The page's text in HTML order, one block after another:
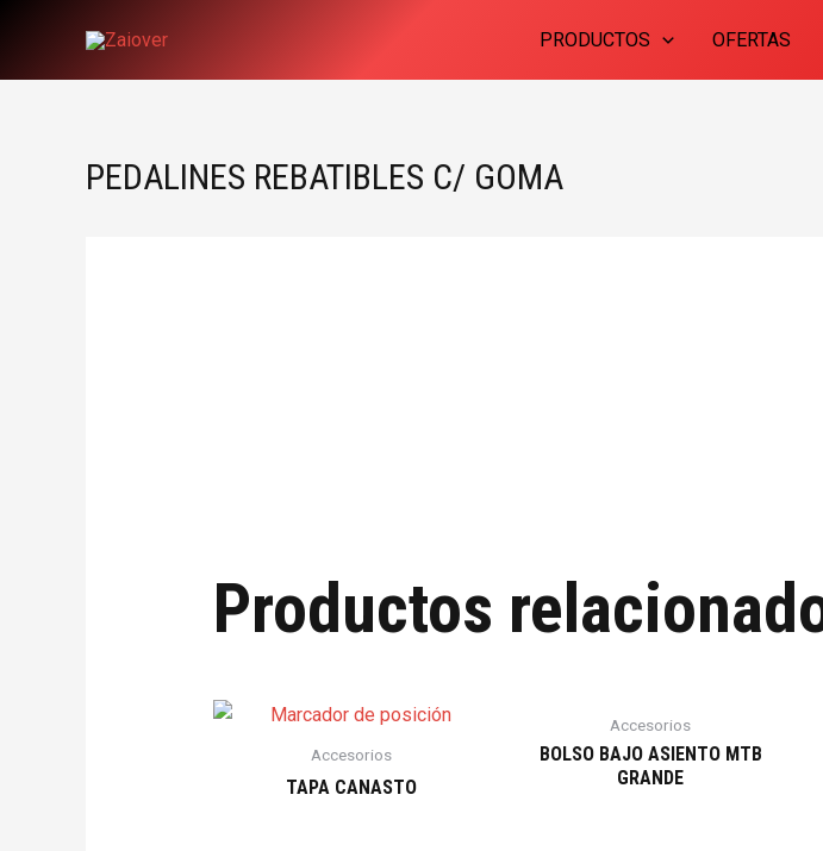
PRODUCTOS OFERTAS
PEDALINES REBATIBLES C/ GOMA
Productos
Accesorios
TAPA CANASTO
Accesorios
BOLSO BAJO ASIENTO MTB
GRANDE